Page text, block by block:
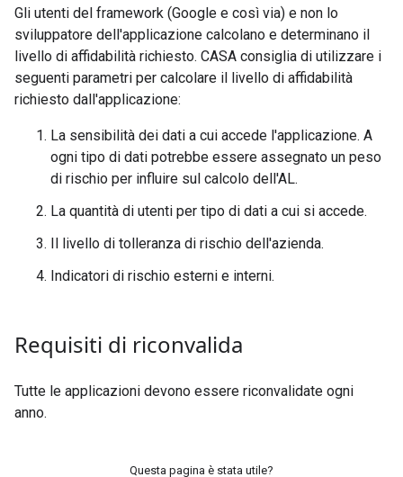
Gli utenti del framework (Google e così via) e non lo
sviluppatore dell'applicazione calcolano e determinano il
livello di affidabilità richiesto. CASA consiglia di utilizzare i
seguenti parametri per calcolare il livello di affidabilità
richiesto dall'applicazione:
La sensibilità dei dati a cui accede l'applicazione. A
ogni tipo di dati potrebbe essere assegnato un peso
di rischio per influire sul calcolo dell'AL.
La quantità di utenti per tipo di dati a cui si accede.
Il livello di tolleranza di rischio dell'azienda.
Indicatori di rischio esterni e interni.
Requisiti di riconvalida
Tutte le applicazioni devono essere riconvalidate ogni
anno.
Questa pagina è stata utile?